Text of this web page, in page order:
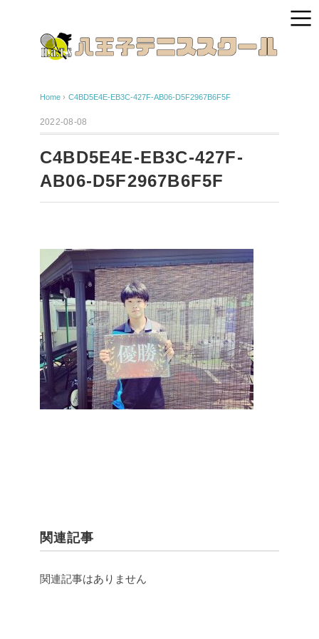
Home › C4BD5E4E-EB3C-427F-AB06-D5F2967B6F5F
2022-08-08
C4BD5E4E-EB3C-427F-
AB06-D5F2967B6F5F
関連記事
関連記事はありません